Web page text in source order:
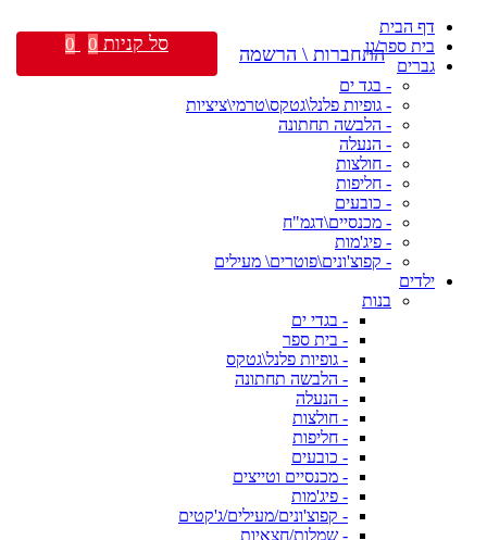
דף הבית
בית ספר/גן
גברים
- בגד ים
- גופיות פלנל\גטקס\טרמי\ציציות
- הלבשה תחתונה
- הנעלה
- חולצות
- חליפות
- כובעים
- מכנסיים\דגמ"ח
- פיג'מות
- קפוצ'ונים\פוטרים\ מעילים
ילדים
בנות
- בגדי ים
- בית ספר
- גופיות פלנל\גטקס
- הלבשה תחתונה
- הנעלה
- חולצות
- חליפות
- כובעים
- מכנסיים וטייצים
- פיג'מות
- קפוצ'ונים/מעילים/ג'קטים
- שמלות/חצאיות
התחברות \ הרשמה סל קניות 0
0